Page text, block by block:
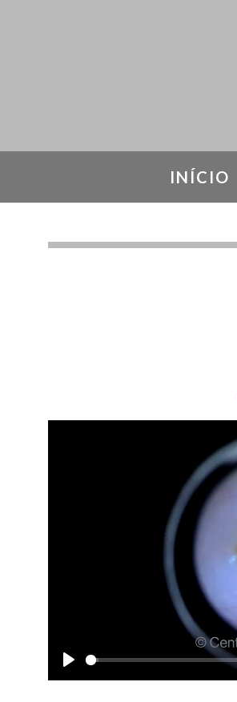
INÍCIO